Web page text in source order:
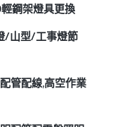
鋼架燈具更換
/山型/工事燈節
管配線,高空作業